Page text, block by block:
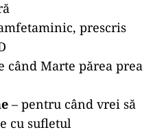
prescris
când Marte părea prea
– pentru când vrei să
cu sufletul